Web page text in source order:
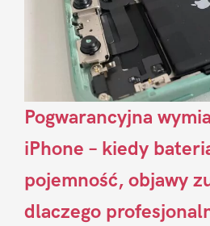
Pogwarancyjna
iPhone – kiedy
pojemność, objawy
dlaczego